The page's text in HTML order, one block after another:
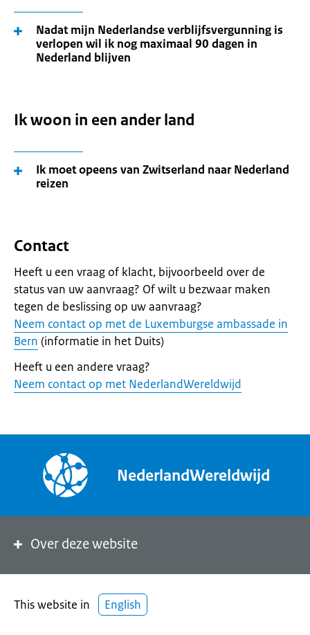
Nadat mijn Nederlandse verblijfsvergunning is
verlopen wil ik nog maximaal 90 dagen in
Nederland blijven
Ik woon in een ander land
Ik moet opeens van Zwitserland naar Nederland
reizen
Contact
Heeft u een vraag of klacht, bijvoorbeeld over de
status van uw aanvraag? Of wilt u bezwaar maken
tegen de beslissing op uw aanvraag?
Neem contact op met de Luxemburgse ambassade in
Bern (informatie in het Duits)
Heeft u een andere vraag?
Neem contact op met NederlandWereldwijd
NederlandWereldwijd
Over deze website
This website in English